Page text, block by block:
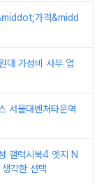
가격&midd
대 가성비 사무 업
서울대벤처타운역
갤럭시북4 엣지 N
각한 선택